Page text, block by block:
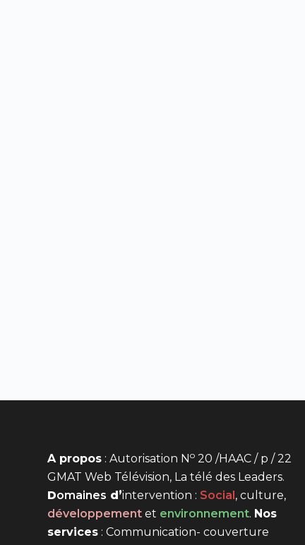
A propos : Autorisation No 20 /HAAC / p / 22
GMAT Web Télévision, La télé des Leaders.
Domaines d’intervention : Social , culture,
développement et environnement. Nos
services : Communication- couverture